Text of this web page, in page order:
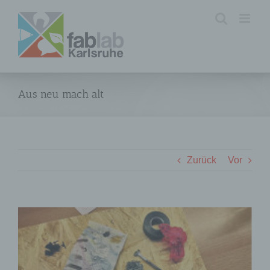
Inhalt
springen
Aus neu mach alt
Zurück Vor
grösseres